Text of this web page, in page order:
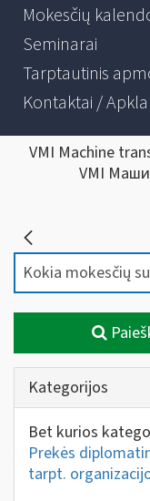
Mokesčių
Seminarai
Tarptautinis
Kontaktai /
VMI Machine
VMI
Kategorijos
Bet kurios
Prekės
tarpt.